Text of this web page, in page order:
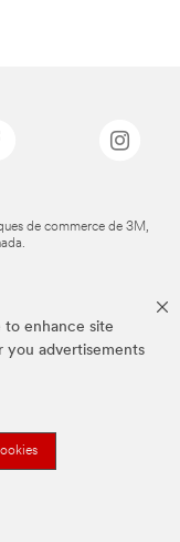
to enhance site
you advertisements
de commerce de 3M,